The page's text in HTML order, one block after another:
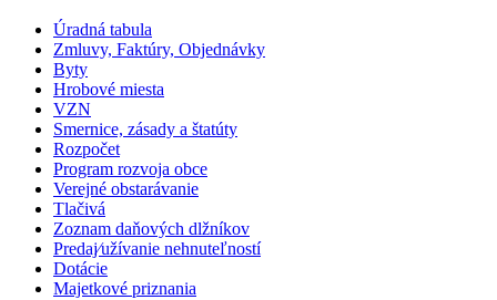
Úradná tabula
Zmluvy, Faktúry, Objednávky
Byty
Hrobové miesta
VZN
Smernice, zásady a štatúty
Rozpočet
Program rozvoja obce
Verejné obstarávanie
Tlačivá
Zoznam daňových dlžníkov
Predaj⁄užívanie nehnuteľností
Dotácie
Majetkové priznania